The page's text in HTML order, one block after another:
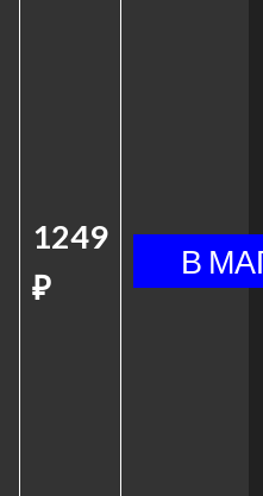
1249
₽